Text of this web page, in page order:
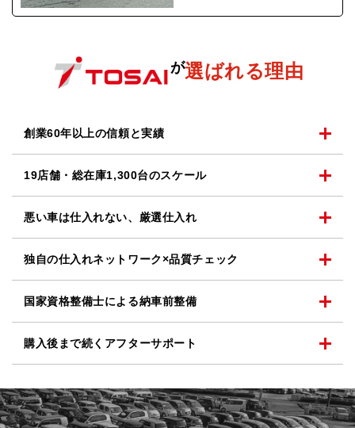
が選ばれる理由
創業60年以上の信頼と実績
19店舗・総在庫1,300台のスケール
悪い車は仕入れない、 厳選仕入れ
独自の仕入れネットワーク×品質チェック
国家資格整備士による納車前整備
購入後まで続く アフターサポート